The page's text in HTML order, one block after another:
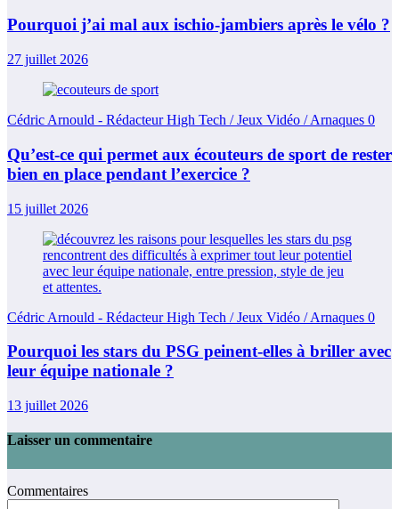
Pourquoi j’ai mal aux ischio-jambiers après le vélo ?
27 juillet 2026
Cédric Arnould - Rédacteur High Tech / Jeux Vidéo / Arnaques 0
Qu’est-ce qui permet aux écouteurs de sport de rester
bien en place pendant l’exercice ?
15 juillet 2026
Cédric Arnould - Rédacteur High Tech / Jeux Vidéo / Arnaques 0
Pourquoi les stars du PSG peinent-elles à briller avec
leur équipe nationale ?
13 juillet 2026
Laisser un commentaire
Commentaires